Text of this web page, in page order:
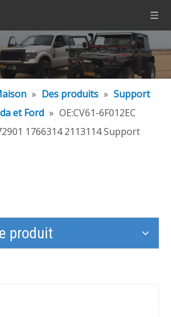
» Des produits » Support
et Ford » OE:CV61-6F012EC
1766314 2113114 Support
produit